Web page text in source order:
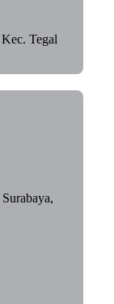
Tegal